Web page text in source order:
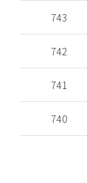
743
742
741
740